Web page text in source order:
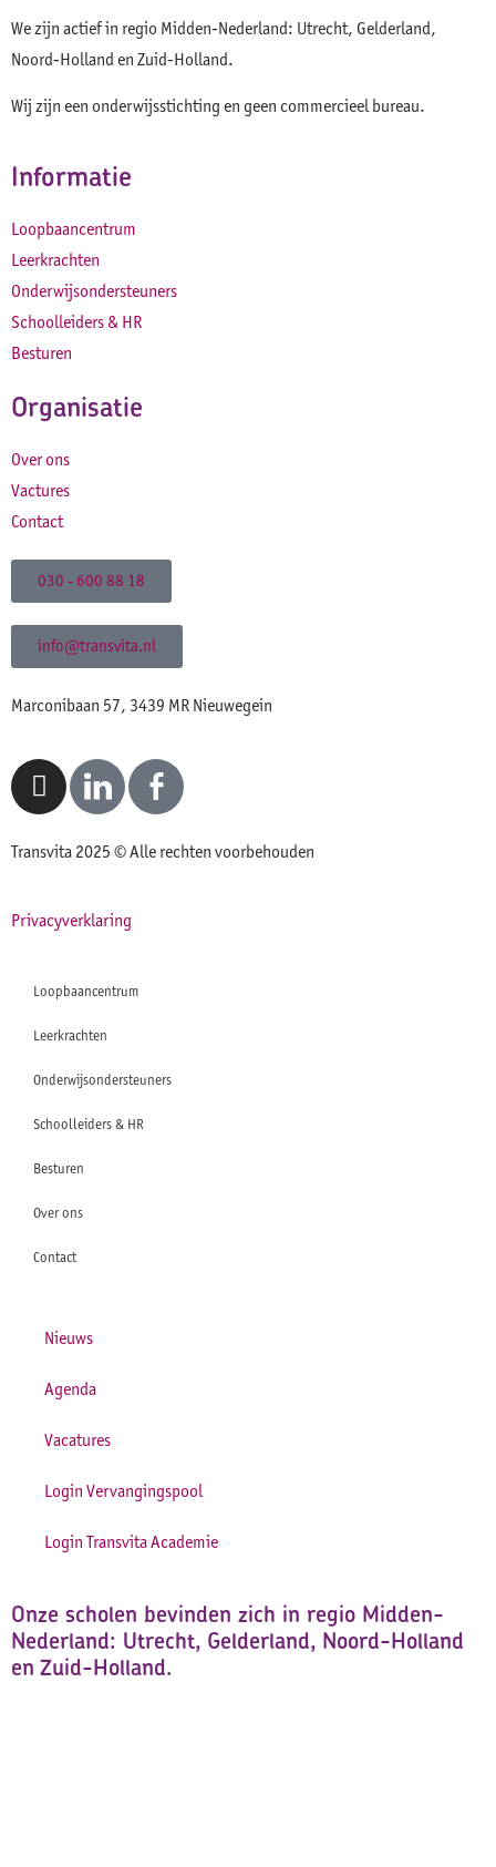
We zijn actief in regio Midden-Nederland: Utrecht, Gelderland,
Noord-Holland en Zuid-Holland.
Wij zijn een onderwijsstichting en geen commercieel bureau.
Informatie
Loopbaancentrum
Leerkrachten
Onderwijsondersteuners
Schoolleiders & HR
Besturen
Organisatie
Over ons
Vactures
Contact
030 - 600 88 18
info@transvita.nl
Marconibaan 57, 3439 MR Nieuwegein
Transvita 2025 © Alle rechten voorbehouden
Privacyverklaring
Loopbaancentrum
Leerkrachten
Onderwijsondersteuners
Schoolleiders & HR
Besturen
Over ons
Contact
Nieuws
Agenda
Vacatures
Login Vervangingspool
Login Transvita Academie
Onze scholen bevinden zich in regio Midden-
Nederland: Utrecht, Gelderland, Noord-Holland
en Zuid-Holland.